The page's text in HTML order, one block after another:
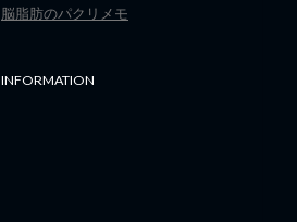
脳脂肪のパクリメモ
INFORMATION